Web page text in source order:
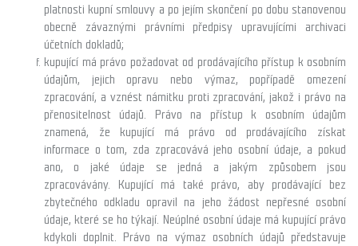
platnosti kupní smlouvy a po jejím skončení po dobu stanovenou
obecně závaznými právními předpisy upravujícími archivaci
účetních dokladů;
kupující má právo požadovat od prodávajícího přístup k osobním
údajům, jejich opravu nebo výmaz, popřípadě omezení
zpracování, a vznést námitku proti zpracování, jakož i právo na
přenositelnost údajů. Právo na přístup k osobním údajům
znamená, že kupující má právo od prodávajícího získat
informace o tom, zda zpracovává jeho osobní údaje, a pokud
ano, o jaké údaje se jedná a jakým způsobem jsou
zpracovávány. Kupující má také právo, aby prodávající bez
zbytečného odkladu opravil na jeho žádost nepřesné osobní
údaje, které se ho týkají. Neúplné osobní údaje má kupující právo
kdykoli doplnit. Právo na výmaz osobních údajů představuje